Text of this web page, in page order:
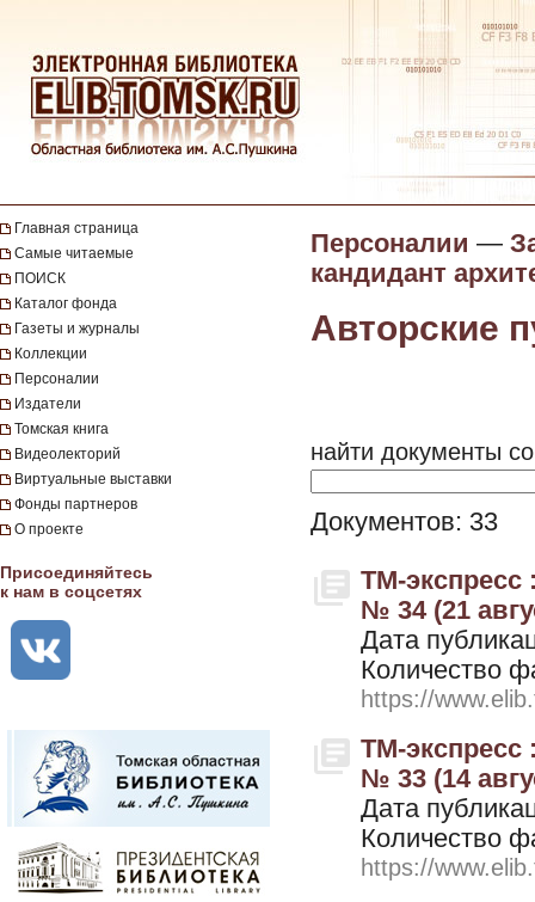
Главная страница
Самые читаемые
ПОИСК
Каталог фонда
Газеты и журналы
Коллекции
Персоналии
Издатели
Томская книга
Видеолекторий
Виртуальные выставки
Фонды партнеров
О проекте
Присоединяйтесь
к нам в соцсетях
Персоналии —
кандидант
Авторские
найти документы
Документов: 33
ТМ-экспресс
№ 34 (21
Дата
Количество
https://
ТМ-экспресс
№ 33 (14
Дата
Количество
https://